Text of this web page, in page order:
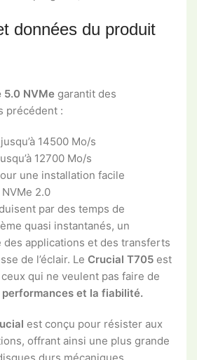
données du produit
5.0 NVMe garantit des
précédent :
14500 Mo/s
12700 Mo/s
une installation facile
2.0
par des temps de
quasi instantanés, un
des applications et des transferts
de l’éclair. Le Crucial T705 est
qui ne veulent pas faire de
performances et la fiabilité.
est conçu pour résister aux
offrant ainsi une plus grande